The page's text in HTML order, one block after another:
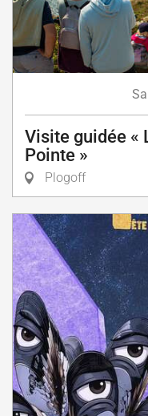
Visite guidée «
Pointe »
Plogoff